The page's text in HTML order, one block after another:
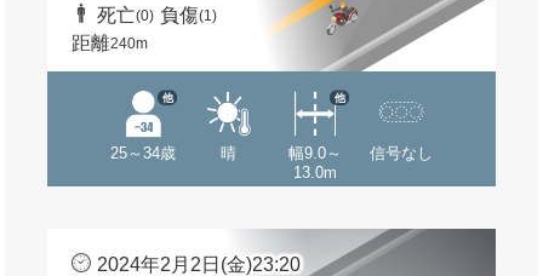
死亡(0) 負傷(1)
距離240m
25～34歳
他
晴
幅9.0～
13.0m
他
信号なし
2024年2月2日(金)23:20